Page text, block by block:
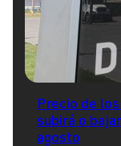
Precio de
subirá o
agosto